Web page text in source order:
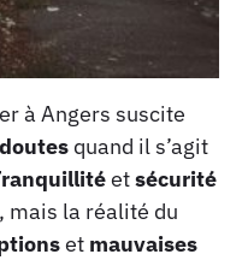
à Angers suscite
doutes quand il s’agit
etsécurité
la réalité du
et mauvaises